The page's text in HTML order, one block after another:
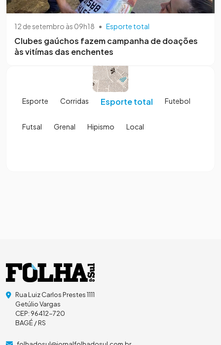
12 de setembro às 09h18 • Esporte total
Clubes gaúchos fazem campanha de doações
às vitímas das enchentes
Esporte Corridas Esporte total Futebol
Futsal Grenal Hipismo Local
Rua Luiz Carlos Prestes 1111
Getúlio Vargas
CEP: 96412-720
BAGÉ / RS